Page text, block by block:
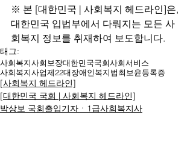
※ 본 [대한민국 | 사회복지 헤드라인]은,
대한민국 입법부에서 다뤄지는 모든 사
회복지 정보를 취재하여 보도합니다.
태그:
사회복지사회보장대한민국국회사회서비스
사회복지사업제22대장애인복지법최보윤등록증
[사회복지 헤드라인]
[대한민국 국회 | 사회복지 헤드라인]
박상보 국회출입기자ㆍ1급사회복지사